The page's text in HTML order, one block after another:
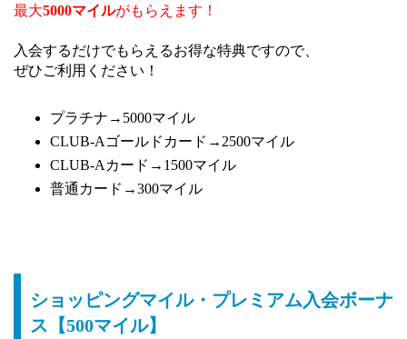
最大5000マイルがもらえます！
入会するだけでもらえるお得な特典ですので、
ぜひご利用ください！
プラチナ→5000マイル
CLUB-Aゴールドカード→2500マイル
CLUB-Aカード→1500マイル
普通カード→300マイル
ショッピングマイル・プレミアム入会ボーナ
ス【500マイル】